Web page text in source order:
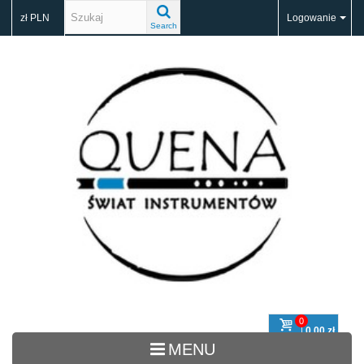
zł PLN
Search
Logowanie
0
0,00 zł
MENU